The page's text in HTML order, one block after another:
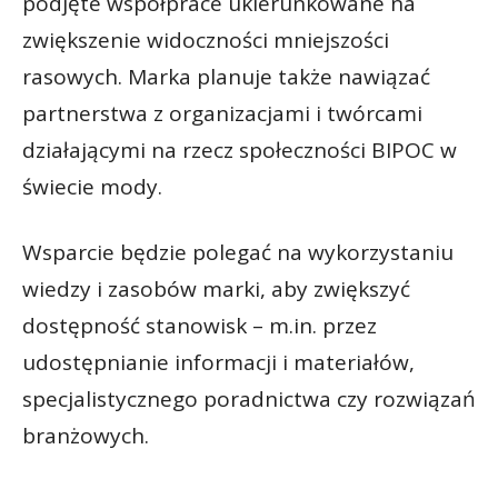
zwiększenie widoczności mniejszości
rasowych. Marka planuje także nawiązać
partnerstwa z organizacjami i twórcami
działającymi na rzecz społeczności BIPOC w
świecie mody.
Wsparcie będzie polegać na wykorzystaniu
wiedzy i zasobów marki, aby zwiększyć
dostępność stanowisk – m.in. przez
udostępnianie informacji i materiałów,
specjalistycznego poradnictwa czy rozwiązań
branżowych.